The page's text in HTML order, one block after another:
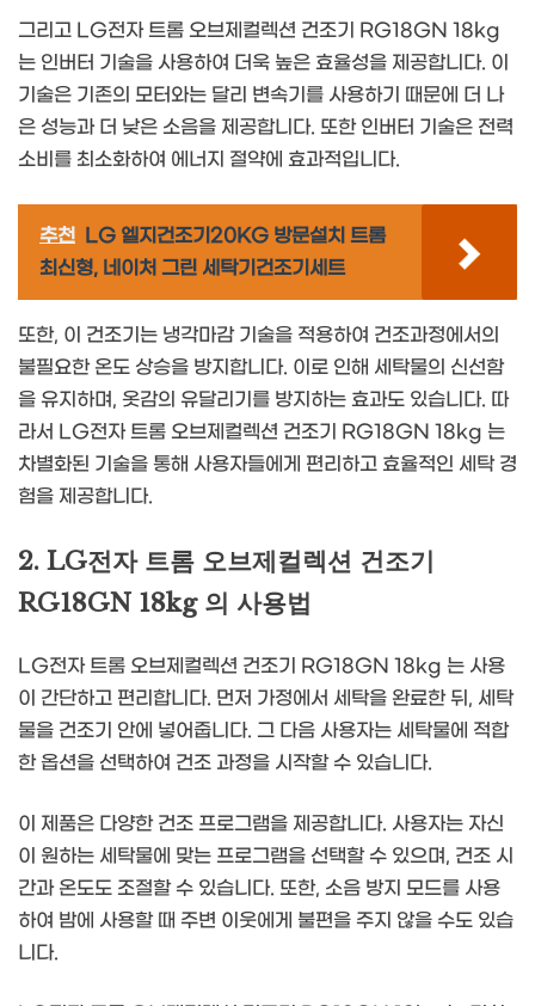
그리고 LG전자 트롬 오브제컬렉션 건조기 RG18GN 18kg
는 인버터 기술을 사용하여 더욱 높은 효율성을 제공합니다. 이
기술은 기존의 모터와는 달리 변속기를 사용하기 때문에 더 나
은 성능과 더 낮은 소음을 제공합니다. 또한 인버터 기술은 전력
소비를 최소화하여 에너지 절약에 효과적입니다.
추천 LG 엘지건조기20KG 방문설치 트롬
최신형, 네이처 그린 세탁기건조기세트
또한, 이 건조기는 냉각마감 기술을 적용하여 건조과정에서의
불필요한 온도 상승을 방지합니다. 이로 인해 세탁물의 신선함
을 유지하며, 옷감의 유달리기를 방지하는 효과도 있습니다. 따
라서 LG전자 트롬 오브제컬렉션 건조기 RG18GN 18kg 는
차별화된 기술을 통해 사용자들에게 편리하고 효율적인 세탁 경
험을 제공합니다.
2. LG전자 트롬 오브제컬렉션 건조기
RG18GN 18kg 의 사용법
LG전자 트롬 오브제컬렉션 건조기 RG18GN 18kg 는 사용
이 간단하고 편리합니다. 먼저 가정에서 세탁을 완료한 뒤, 세탁
물을 건조기 안에 넣어줍니다. 그 다음 사용자는 세탁물에 적합
한 옵션을 선택하여 건조 과정을 시작할 수 있습니다.
이 제품은 다양한 건조 프로그램을 제공합니다. 사용자는 자신
이 원하는 세탁물에 맞는 프로그램을 선택할 수 있으며, 건조 시
간과 온도도 조절할 수 있습니다. 또한, 소음 방지 모드를 사용
하여 밤에 사용할 때 주변 이웃에게 불편을 주지 않을 수도 있습
니다.